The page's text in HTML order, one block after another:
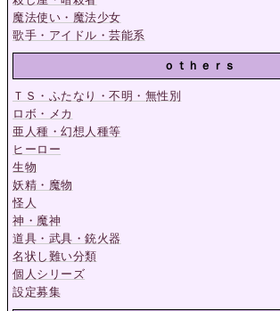
魔法使い・魔法少女
歌手・アイドル・芸能系
ｏｔｈｅｒｓ
ＴＳ・ふたなり・不明・無性別
ロボ・メカ
亜人種・幻想人種等
ヒーロー
生物
妖精・魔物
怪人
神・魔神
道具・武具・銃火器
名状し難い分類
個人シリーズ
設定募集